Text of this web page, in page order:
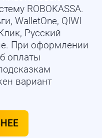
ROBOKASSA.
WalletOne, QIWI
Русский
При оформлении
оплаты
вариант